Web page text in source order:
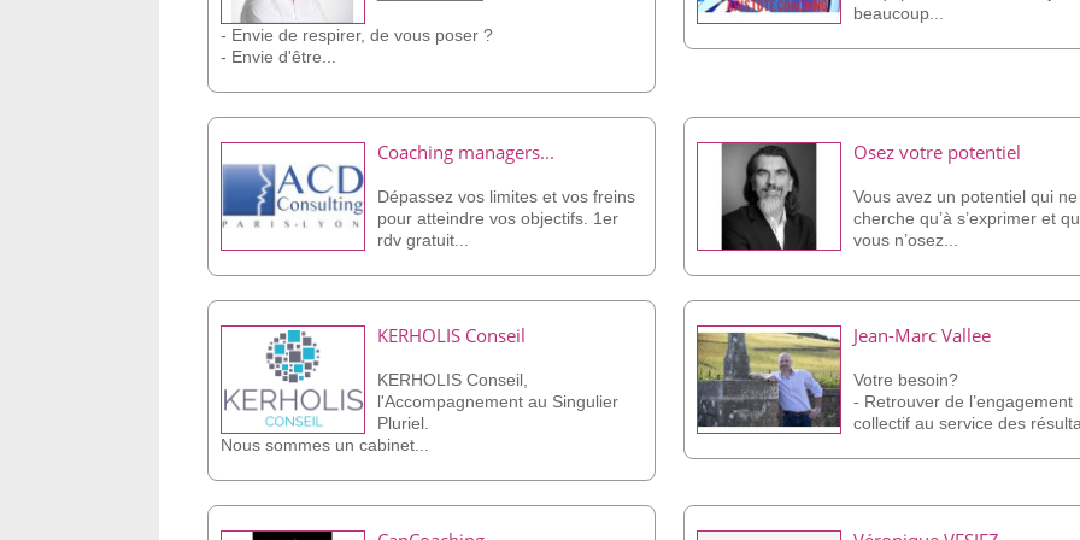
- Envie de respirer, de vous poser ?
- Envie d'être...
beaucoup...
Coaching managers...
Dépassez vos limites et vos freins
pour atteindre vos objectifs. 1er
rdv gratuit...
Osez votre potentiel
Vous avez un potentiel qui ne
cherche qu’à s’exprimer et
vous n’osez...
KERHOLIS Conseil
KERHOLIS Conseil,
l'Accompagnement au Singulier
Pluriel.
Nous sommes un cabinet...
Jean-Marc Vallee
Votre besoin?
- Retrouver de l’engagement
collectif au service des